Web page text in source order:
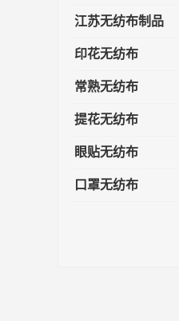
江苏无纺布制品
印花无纺布
常熟无纺布
提花无纺布
眼贴无纺布
口罩无纺布